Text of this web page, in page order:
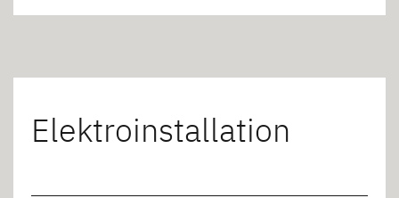
Elektroinstallation